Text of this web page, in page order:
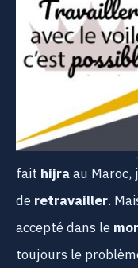
fait hijraau Maroc,
deretravailler.
accepté dans le
toujours le